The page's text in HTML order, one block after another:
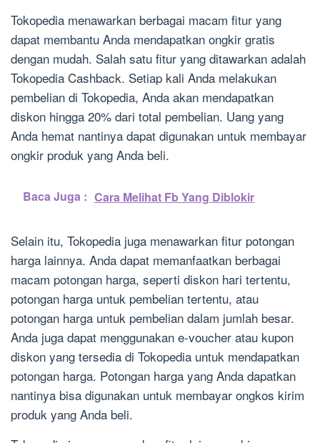
Tokopedia menawarkan berbagai macam fitur yang
dapat membantu Anda mendapatkan ongkir gratis
dengan mudah. Salah satu fitur yang ditawarkan adalah
Tokopedia Cashback. Setiap kali Anda melakukan
pembelian di Tokopedia, Anda akan mendapatkan
diskon hingga 20% dari total pembelian. Uang yang
Anda hemat nantinya dapat digunakan untuk membayar
ongkir produk yang Anda beli.
Baca Juga : Cara Melihat Fb Yang Diblokir
Selain itu, Tokopedia juga menawarkan fitur potongan
harga lainnya. Anda dapat memanfaatkan berbagai
macam potongan harga, seperti diskon hari tertentu,
potongan harga untuk pembelian tertentu, atau
potongan harga untuk pembelian dalam jumlah besar.
Anda juga dapat menggunakan e-voucher atau kupon
diskon yang tersedia di Tokopedia untuk mendapatkan
potongan harga. Potongan harga yang Anda dapatkan
nantinya bisa digunakan untuk membayar ongkos kirim
produk yang Anda beli.